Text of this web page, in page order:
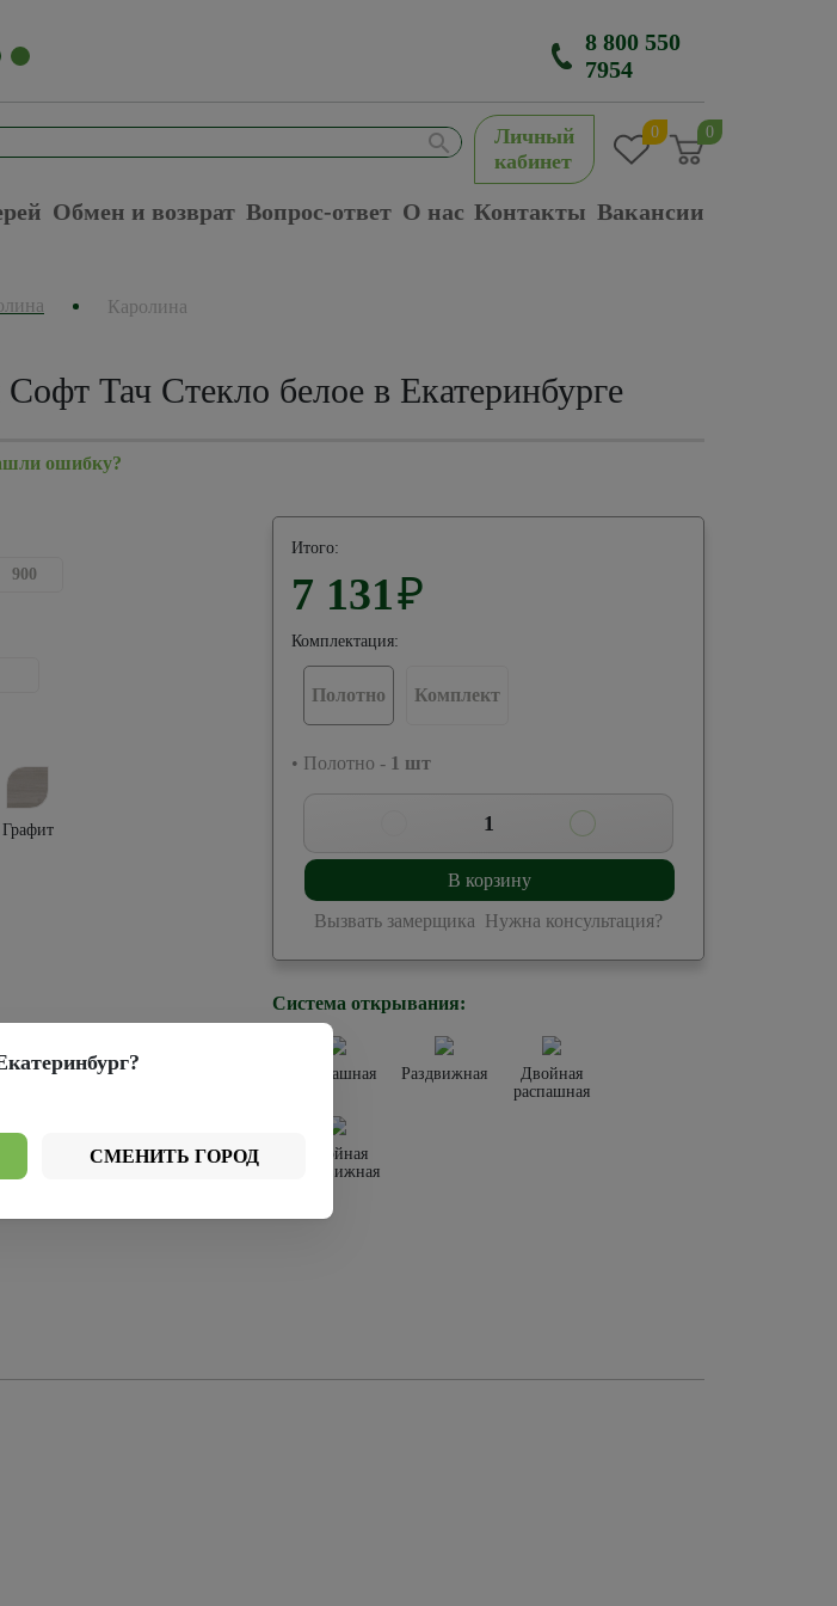
8 800 550
7954
Личный
кабинет
0 0
Обмен и возврат Вопрос-ответ О нас Контакты Вакансии
Каролина
Тач Стекло белое в Екатеринбурге
ошибку?
900
Графит
Итого:
7 131₽
Комплектация:
Полотно Комплект
• Полотно - 1 шт
1
В корзину
Вызвать замерщика Нужна консультация?
Система открывания:
Распашная Раздвижная
Двойная
распашная
Двойная
раздвижная
СМЕНИТЬ ГОРОД